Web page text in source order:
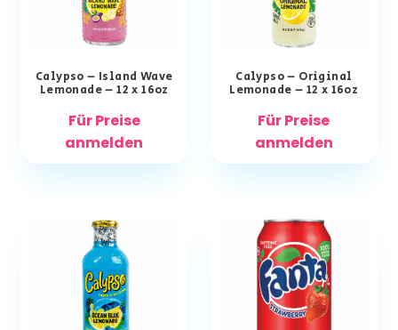
Calypso – Island Wave
Lemonade – 12 x 16oz
Für Preise
anmelden
Calypso – Original
Lemonade – 12 x 16oz
Für Preise
anmelden